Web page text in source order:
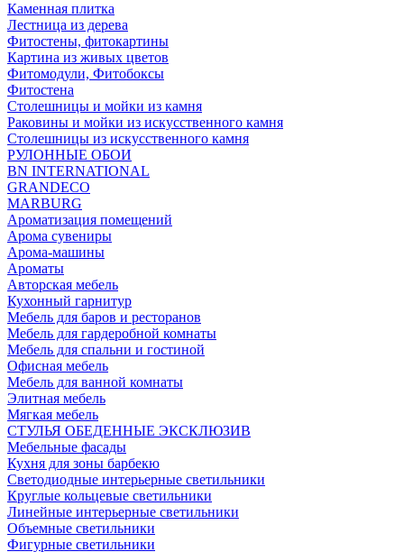
Каменная плитка
Лестница из дерева
Фитостены, фитокартины
Картина из живых цветов
Фитомодули, Фитобоксы
Фитостена
Столешницы и мойки из камня
Раковины и мойки из искусственного камня
Столешницы из искусственного камня
РУЛОННЫЕ ОБОИ
BN INTERNATIONAL
GRANDECO
MARBURG
Ароматизация помещений
Арома сувениры
Арома-машины
Ароматы
Авторская мебель
Кухонный гарнитур
Мебель для баров и ресторанов
Мебель для гардеробной комнаты
Мебель для спальни и гостиной
Офисная мебель
Мебель для ванной комнаты
Элитная мебель
Мягкая мебель
СТУЛЬЯ ОБЕДЕННЫЕ ЭКСКЛЮЗИВ
Мебельные фасады
Кухня для зоны барбекю
Светодиодные интерьерные светильники
Круглые кольцевые светильники
Линейные интерьерные светильники
Объемные светильники
Фигурные светильники